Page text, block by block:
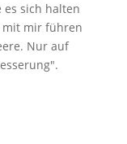
es sich halten
mit mir führen
Nur auf